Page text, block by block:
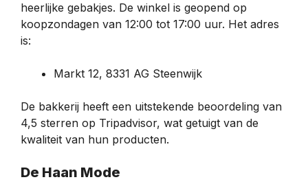
heerlijke gebakjes. De winkel is geopend op
koopzondagen van 12:00 tot 17:00 uur. Het adres
is:
Markt 12, 8331 AG Steenwijk
De bakkerij heeft een uitstekende beoordeling van
4,5 sterren op Tripadvisor, wat getuigt van de
kwaliteit van hun producten.
De Haan Mode